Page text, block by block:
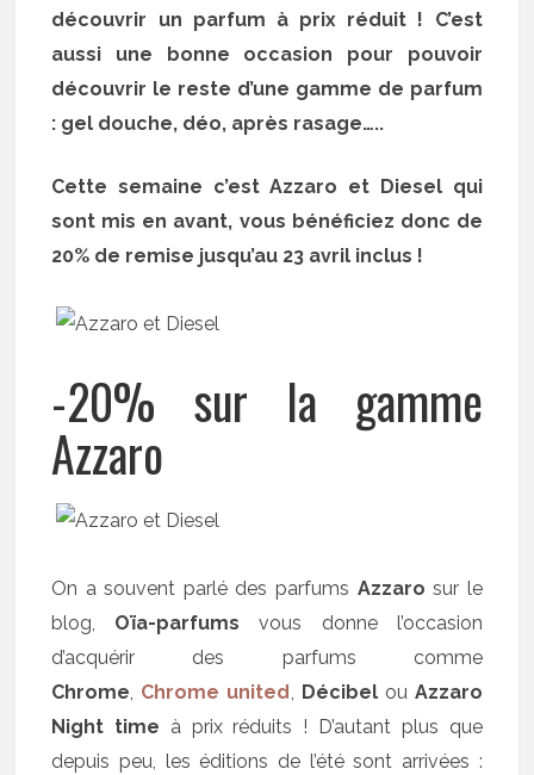
découvrir un parfum à prix réduit ! C’est
aussi une bonne occasion pour pouvoir
découvrir le reste d’une gamme de parfum
: gel douche, déo, après rasage…..
Cette semaine c’est Azzaro et Diesel qui
sont mis en avant, vous bénéficiez donc de
20% de remise jusqu’au 23 avril inclus !
-20% sur la gamme
Azzaro
On a souvent parlé des parfums Azzaro sur le
blog, Oïa-parfums vous donne l’occasion
d’acquérir des parfums comme
Chrome, Chrome united, Décibelou Azzaro
Night time à prix réduits ! D’autant plus que
depuis peu, les éditions de l’été sont arrivées :